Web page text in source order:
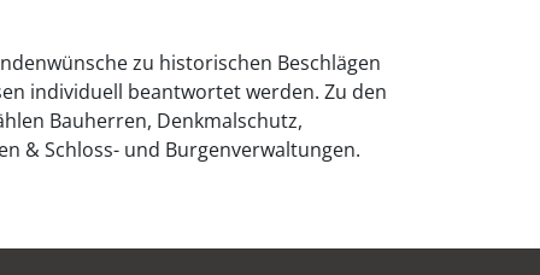
zu historischen Beschlägen
individuell beantwortet werden. Zu den
Bauherren, Denkmalschutz,
& Schloss- und Burgenverwaltungen.